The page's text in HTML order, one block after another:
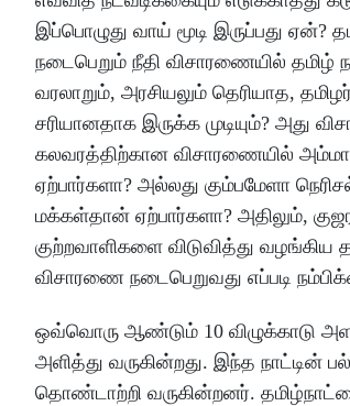
இப்பொழுது வாய் மூடி இருப்பது ஏன்?
நடைபெறும் நீதி விசாரணையில் தமிழ்
வரலாறும், அரசியலும் தெரியாத,
சரியானதாக இருக்க முடியும்? அது
கலவரத்திற்கான விசாரணையில்
ஏற்பார்களா? அல்லது கும்பமேளா
மக்கள்தான் ஏற்பார்களா? அதிலும்,
குற்றவாளிகளை விடுவித்து
விசாரணை நடைபெறுவது எப்படி
ஒவ்வொரு ஆண்டும் 10 விழுக்காடு
அளித்து வருகின்றது. இந்த நாட்டின்
தொண்டாற்றி வருகின்றனர்.